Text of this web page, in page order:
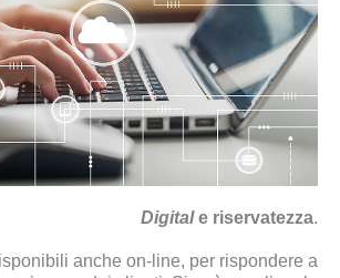
Digitale riservatezza.
anche on-line, per rispondere a